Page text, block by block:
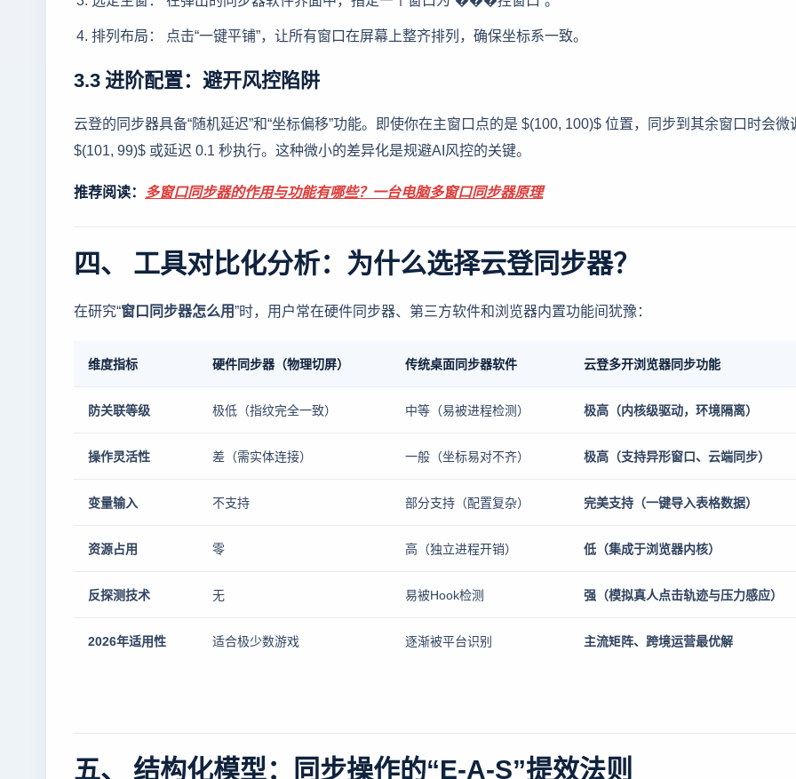
排列布局： 点击“一键平铺”，让所有窗口在屏幕上整齐排列，确保坐标系一致。
3.3 进阶配置：避开风控陷阱
云登的同步器具备“随机延迟”和“坐标偏移”功能。即使你在主窗口点的是 $(100, 100)$ 位置，同步到其余窗口时会微
$(101, 99)$ 或延迟 0.1 秒执行。这种微小的差异化是规避AI风控的关键。
推荐阅读： 多窗口同步器的作用与功能有哪些？一台电脑多窗口同步器原理
四、 工具对比化分析：为什么选择云登同步器？
在研究“窗口同步器怎么用”时，用户常在硬件同步器、第三方软件和浏览器内置功能间犹豫：
维度指标 硬件同步器（物理切屏） 传统桌面同步器软件 云登多开浏览器同步功能
防关联等级 极低（指纹完全一致） 中等（易被进程检测） 极高（内核级驱动，环境隔离）
操作灵活性 差（需实体连接） 一般（坐标易对不齐） 极高（支持异形窗口、云端同步）
变量输入 不支持 部分支持（配置复杂） 完美支持（一键导入表格数据）
资源占用 零 高（独立进程开销） 低（集成于浏览器内核）
反探测技术 无 易被Hook检测 强（模拟真人点击轨迹与压力感应）
2026年适用性 适合极少数游戏 逐渐被平台识别 主流矩阵、跨境运营最优解
五、 结构化模型：同步操作的“E-A-S”提效法则